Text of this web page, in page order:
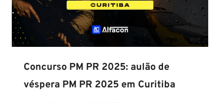
Concurso PM PR 2025: aulão de
véspera PM PR 2025 em Curitiba